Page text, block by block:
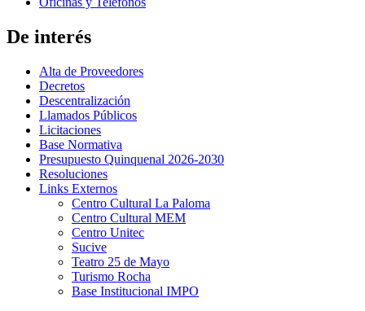
De interés
Alta de Proveedores
Decretos
Descentralización
Llamados Públicos
Licitaciones
Base Normativa
Presupuesto Quinquenal 2026-2030
Resoluciones
Links Externos
Centro Cultural La Paloma
Centro Cultural MEM
Centro Unitec
Sucive
Teatro 25 de Mayo
Turismo Rocha
Base Institucional IMPO